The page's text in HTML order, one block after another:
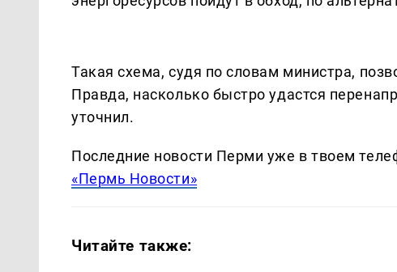
Такая схема, судя по словам министра,
Правда, насколько быстро удастся
уточнил.
Последние новости Перми уже в твоем
«Пермь Новости»
Читайте также: